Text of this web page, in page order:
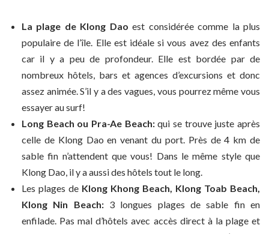
La plage de Klong Dao est considérée comme la plus
populaire de l’île. Elle est idéale si vous avez des enfants
car il y a peu de profondeur. Elle est bordée par de
nombreux hôtels, bars et agences d’excursions et donc
assez animée. S’il y a des vagues, vous pourrez même vous
essayer au surf!
Long Beach ou Pra-Ae Beach:qui se trouve juste après
celle de Klong Dao en venant du port. Près de 4 km de
sable fin n’attendent que vous! Dans le même style que
Klong Dao, il y a aussi des hôtels tout le long.
Les plages de Klong Khong Beach, Klong Toab Beach,
Klong Nin Beach:3 longues plages de sable fin en
enfilade. Pas mal d’hôtels avec accès direct à la plage et